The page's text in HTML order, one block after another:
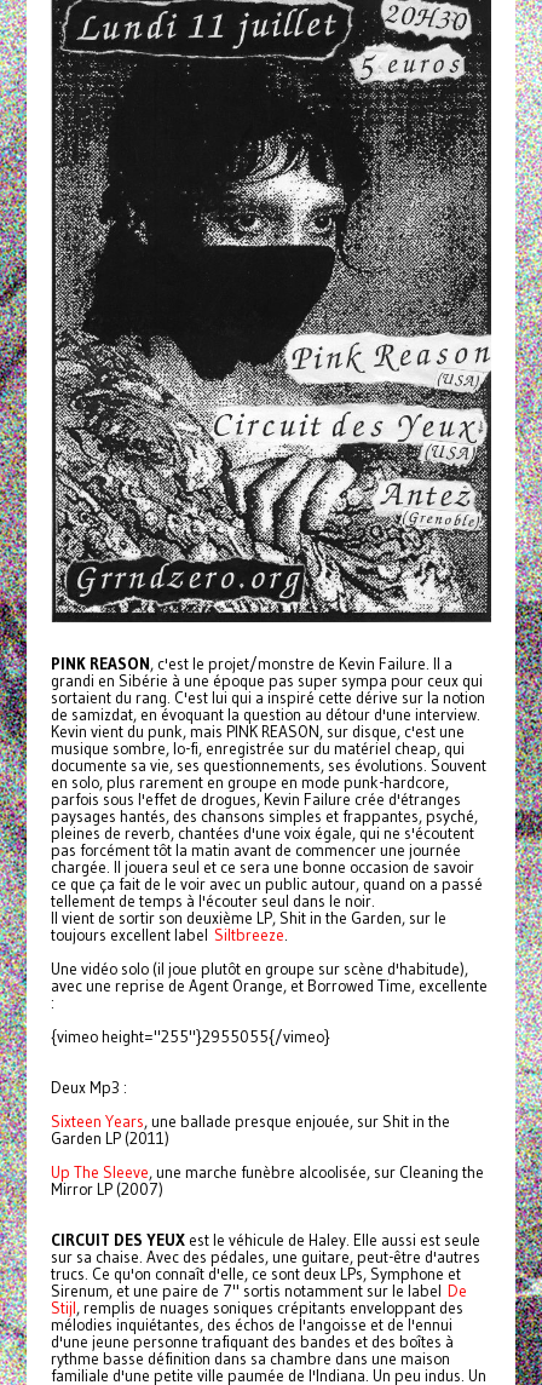
PINK REASON, c'est le projet/monstre de Kevin Failure. Il a
grandi en Sibérie à une époque pas super sympa pour ceux qui
sortaient du rang. C'est lui qui a inspiré cette dérive sur la notion
de samizdat, en évoquant la question au détour d'une interview.
Kevin vient du punk, mais PINK REASON, sur disque, c'est une
musique sombre, lo-fi, enregistrée sur du matériel cheap, qui
documente sa vie, ses questionnements, ses évolutions. Souvent
en solo, plus rarement en groupe en mode punk-hardcore,
parfois sous l'effet de drogues, Kevin Failure crée d'étranges
paysages hantés, des chansons simples et frappantes, psyché,
pleines de reverb, chantées d'une voix égale, qui ne s'écoutent
pas forcément tôt la matin avant de commencer une journée
chargée. Il jouera seul et ce sera une bonne occasion de savoir
ce que ça fait de le voir avec un public autour, quand on a passé
tellement de temps à l'écouter seul dans le noir.
Il vient de sortir son deuxième LP, Shit in the Garden, sur le
toujours excellent label Siltbreeze.
Une vidéo solo (il joue plutôt en groupe sur scène d'habitude),
avec une reprise de Agent Orange, et Borrowed Time, excellente
:
{vimeo height="255"}2955055{/vimeo}
Deux Mp3 :
Sixteen Years, une ballade presque enjouée, sur Shit in the
Garden LP (2011)
Up The Sleeve, une marche funèbre alcoolisée, sur Cleaning the
Mirror LP (2007)
CIRCUIT DES YEUXest le véhicule de Haley. Elle aussi est seule
sur sa chaise. Avec des pédales, une guitare, peut-être d'autres
trucs. Ce qu'on connaît d'elle, ce sont deux LPs, Symphone et
Sirenum, et une paire de 7" sortis notamment sur le label De
Stijl, remplis de nuages soniques crépitants enveloppant des
mélodies inquiétantes, des échos de l'angoisse et de l'ennui
d'une jeune personne trafiquant des bandes et des boîtes à
rythme basse définition dans sa chambre dans une maison
familiale d'une petite ville paumée de l'Indiana. Un peu indus. Un